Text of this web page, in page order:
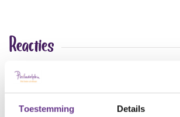
Toestemming Details
Reacties
Alle reacties lezen?